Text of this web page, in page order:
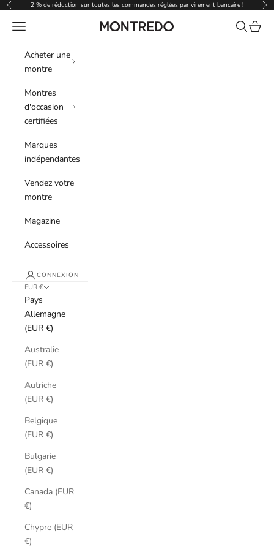
Passer au contenu
Précédent2 % de réduction sur toutes les commandes réglées par virement bancaire !
Montredo
Menu Recherche
Panier
Acheter une
montre
Montres
d'occasion
certifiées
Marques
indépendantes
Vendez votre
montre
Magazine
Accessoires
CONNEXION
EUR €
Pays
Allemagne
(EUR €)
Australie
(EUR €)
Autriche
(EUR €)
Belgique
(EUR €)
Bulgarie
(EUR €)
Canada (EUR
€)
Chypre (EUR
€)